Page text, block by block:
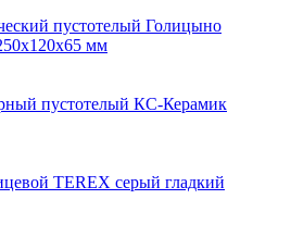
пустотелый Голицыно
мм
пустотелый КС-Керамик
TEREX серый гладкий